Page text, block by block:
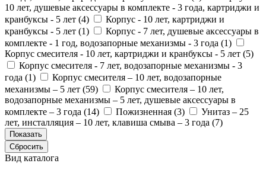
10 лет, душевые аксессуары в комплекте - 3 года, картриджи и
кранбуксы - 5 лет (4)
Корпус - 10 лет, картриджи и
кранбуксы - 5 лет (1)
Корпус - 7 лет, душевые аксессуары в
комплекте - 1 год, водозапорные механизмы - 3 года (1)
Корпус смесителя - 10 лет, картриджи и кранбуксы - 5 лет (5)
Корпус смесителя - 7 лет, водозапорные механизмы - 3
года (1)
Корпус смесителя – 10 лет, водозапорные
механизмы – 5 лет (59)
Корпус смесителя – 10 лет,
водозапорные механизмы – 5 лет, душевые аксессуары в
комплекте – 3 года (14) Пожизненная (3)
Унитаз – 25
лет, инсталляция – 10 лет, клавиша смыва – 3 года (7)
Вид каталога